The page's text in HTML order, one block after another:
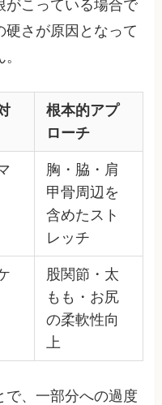
がこっている場合で
硬さが原因となって
根本的アプ
ローチ
胸・脇・肩
甲骨周辺を
含めたスト
レッチ
股関節・太
もも・お尻
の柔軟性向
上
で、一部分への過度